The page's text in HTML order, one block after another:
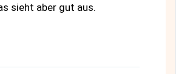
sieht aber gut aus.